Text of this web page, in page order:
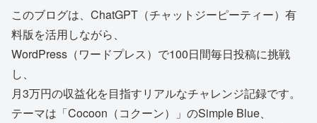
このブログは、ChatGPT（チャットジーピーティー）有
料版を活用しながら、
WordPress（ワードプレス）で100日間毎日投稿に挑戦
し、
月3万円の収益化を目指すリアルなチャレンジ記録です。
テーマは「Cocoon（コクーン）」のSimple Blue、